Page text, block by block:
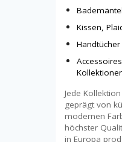
Kissen,
Jede
geprägt von
modernen
höchster
in Europa